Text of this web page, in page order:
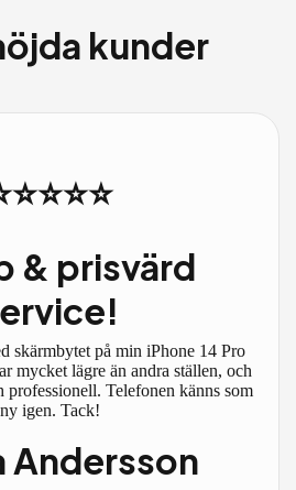
kunder
& prisvärd
skärmbytet på min iPhone 14 Pro
mycket lägre än andra ställen, och
professionell. Telefonen känns som
ny igen. Tack!
Andersson